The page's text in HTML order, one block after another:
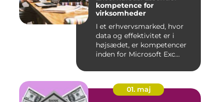
kompetence for
virksomheder
I et erhvervsmarked, hvor
data og effektivitet er i
højsædet, er kompetencer
inden for Microsoft Exc...
01. maj